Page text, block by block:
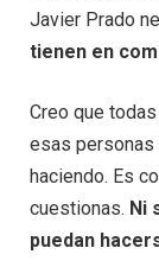
Javier Prado
tienen en
Creo que
esas personas
haciendo. Es
cuestionas. Ni
puedan